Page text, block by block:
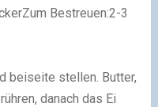
Bestreuen:2-3
beiseite stellen. Butter,
danach das Ei